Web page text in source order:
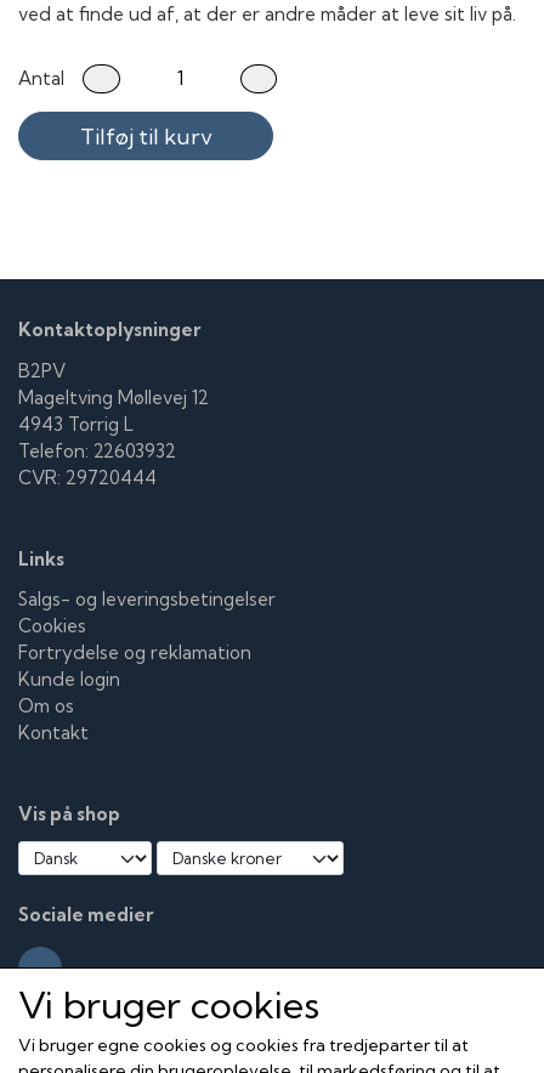
ved at finde ud af, at der er andre måder at leve sit liv på.
Antal
Tilføj til kurv
Kontaktoplysninger
B2PV
Mageltving Møllevej 12
4943 Torrig L
Telefon: 22603932
CVR: 29720444
Links
Salgs- og leveringsbetingelser
Cookies
Fortrydelse og reklamation
Kunde login
Om os
Kontakt
Vis på shop
Sociale medier
Vi bruger cookies
Vi bruger egne cookies og cookies fra tredjeparter til at